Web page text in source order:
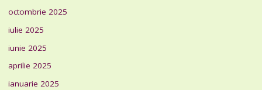
octombrie 2025
iulie 2025
iunie 2025
aprilie 2025
ianuarie 2025